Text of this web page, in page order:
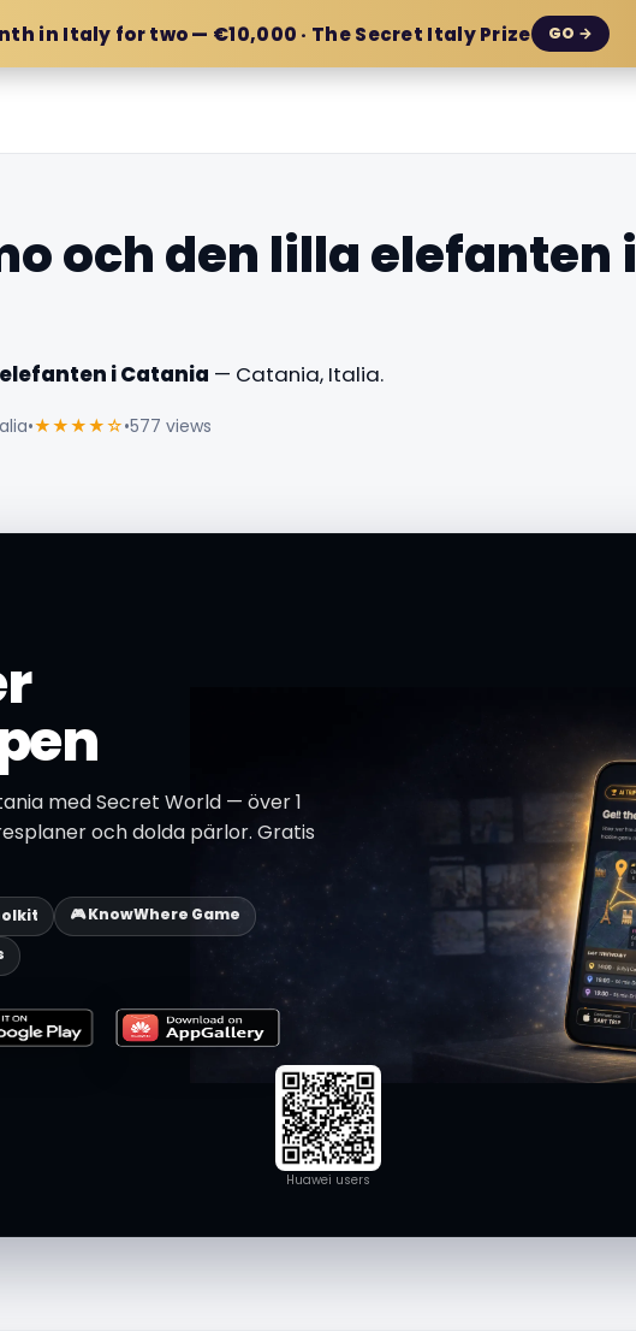
in Italy for two — €10,000 · The Secret Italy Prize GO →
och den lilla elefanten i
i Catania — Catania, Italia.
•★★★★☆•577 views
med Secret World — över 1
och dolda pärlor. Gratis
🎮 KnowWhere Game
Huawei users